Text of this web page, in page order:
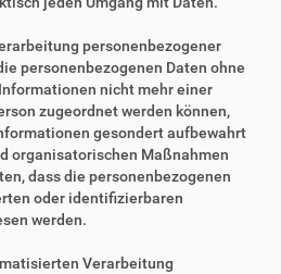
personenbezogener
personenbezogenen Daten ohne
nicht mehr einer
zugeordnet werden können,
gesondert aufbewahrt
organisatorischen Maßnahmen
dass die personenbezogenen
oder identifizierbaren
werden.
Verarbeitung